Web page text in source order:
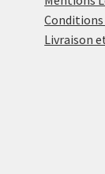
Conditions
Livraison